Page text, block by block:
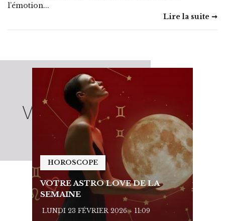
l’émotion...
Lire la suite ➞
HOROSCOPE
VOTRE ASTRO LOVE DE LA
SEMAINE
LUNDI 23 FÉVRIER 2026 - 11:09